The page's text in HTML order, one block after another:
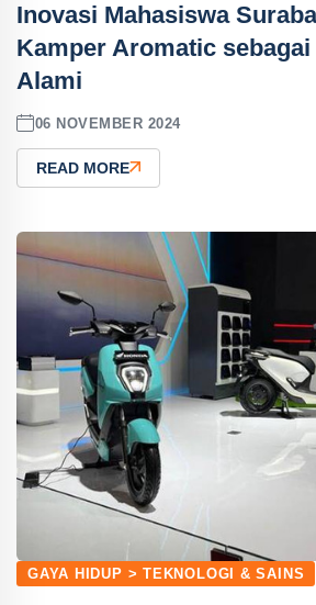
Inovasi Mahasiswa
Kamper Aromatic
Alami
06 NOVEMBER 2024
READ MORE
GAYA HIDUP > TEKNOLOGI & SAINS